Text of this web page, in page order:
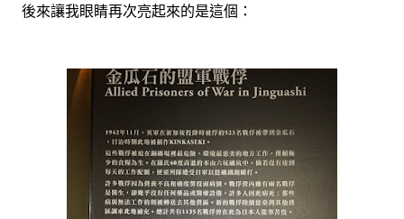
後來讓我眼睛再次亮起來的是這個：